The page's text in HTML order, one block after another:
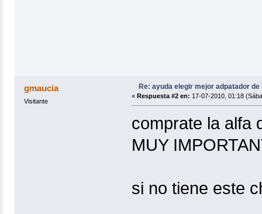
gmaucia
Visitante
Re: ayuda elegir mejor adpatador de
« Respuesta #2 en: 17-07-2010, 01:18
comprate la alfa
MUY
si no tiene este